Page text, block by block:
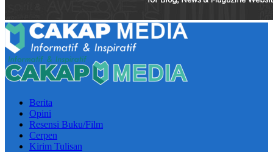
Berita
Opini
Resensi Buku/Film
Cerpen
Kirim Tulisan